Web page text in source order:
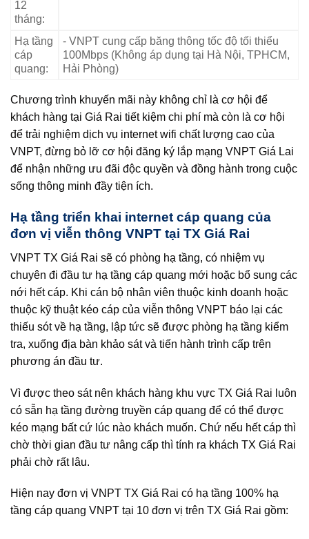
12
tháng:
Hạ tầng
cáp
quang:
- VNPT cung cấp băng thông tốc độ tối thiểu
100Mbps (Không áp dụng tại Hà Nội, TPHCM,
Hải Phòng)
Chương trình khuyến mãi này không chỉ là cơ hội để
khách hàng tại Giá Rai tiết kiệm chi phí mà còn là cơ hội
để trải nghiệm dịch vụ internet wifi chất lượng cao của
VNPT, đừng bỏ lỡ cơ hội đăng ký lắp mạng VNPT Giá Lai
để nhận những ưu đãi độc quyền và đồng hành trong cuộc
sống thông minh đầy tiện ích.
Hạ tầng triển khai internet cáp quang của
đơn vị viễn thông VNPT tại TX Giá Rai
VNPT TX Giá Rai sẽ có phòng hạ tầng, có nhiệm vụ
chuyên đi đầu tư hạ tầng cáp quang mới hoặc bổ sung các
nới hết cáp. Khi cán bộ nhân viên thuộc kinh doanh hoặc
thuộc kỹ thuật kéo cáp của viễn thông VNPT báo lại các
thiếu sót về hạ tầng, lập tức sẽ được phòng hạ tầng kiểm
tra, xuống địa bàn khảo sát và tiến hành trình cấp trên
phương án đầu tư.
Vì được theo sát nên khách hàng khu vực TX Giá Rai luôn
có sẵn hạ tầng đường truyền cáp quang để có thể được
kéo mạng bất cứ lúc nào khách muốn. Chứ nếu hết cáp thì
chờ thời gian đầu tư nâng cấp thì tính ra khách TX Giá Rai
phải chờ rất lâu.
Hiện nay đơn vị VNPT TX Giá Rai có hạ tầng 100% hạ
tầng cáp quang VNPT tại 10 đơn vị trên TX Giá Rai gồm: